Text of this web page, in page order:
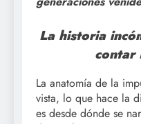
La historia
contar
La anatomía de la
vista, lo que hace la
es desde dónde se